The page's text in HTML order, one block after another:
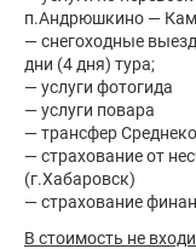
п.Андрюшкино —
— снегоходные
дни (4 дня) тура;
— услуги фотогида
— услуги повара
— трансфер
— страхование от
(г.Хабаровск)
— страхование
В стоимость не